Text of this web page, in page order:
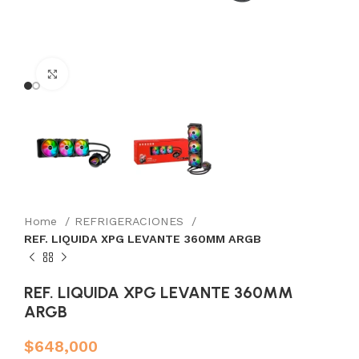
Home
REFRIGERACIONES
REF. LIQUIDA XPG LEVANTE 360MM ARGB
REF. LIQUIDA XPG LEVANTE 360MM
ARGB
$648,000